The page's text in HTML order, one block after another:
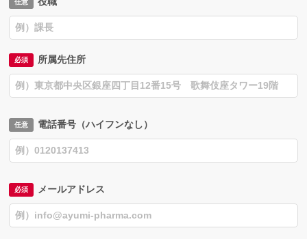
所属先住所
電話番号（ハイフンなし）
メールアドレス